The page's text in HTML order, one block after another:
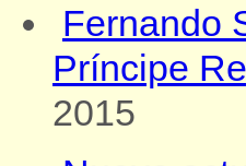
Fernando
Príncipe
2015